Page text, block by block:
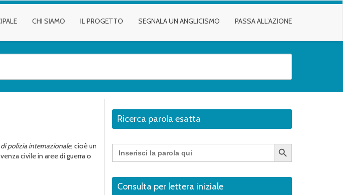
CHI SIAMO IL PROGETTO SEGNALA UN ANGLICISMO PASSA ALL’AZIONE
polizia internazionale, cioè un
civile in aree di guerra o
Ricerca parola esatta
Search
for:
Search Button
Consulta per lettera iniziale